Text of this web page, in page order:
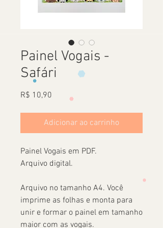
Painel Vogais -
Safári
R$ 10,90 Preço
Adicionar ao carrinho
Painel Vogais em PDF.
Arquivo digital.
Arquivo no tamanho A4. Você
imprime as folhas e monta para
unir e formar o painel em tamanho
maior com as vogais.